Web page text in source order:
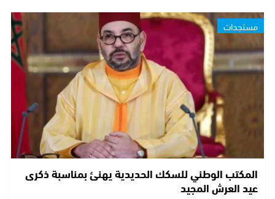
مستجدات
المكتب الوطني للسكك الحديدية يهنئ بمناسبة ذكرى
عيد العرش المجيد